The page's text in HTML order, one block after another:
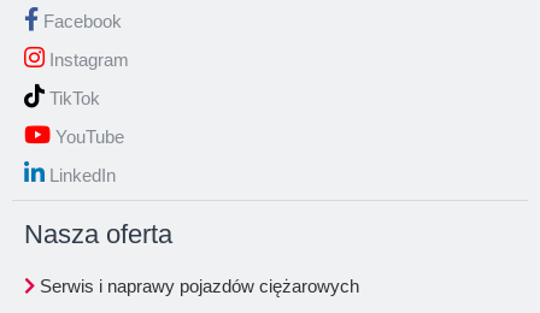
Facebook
Instagram
TikTok
YouTube
LinkedIn
Nasza oferta
Serwis i naprawy pojazdów ciężarowych